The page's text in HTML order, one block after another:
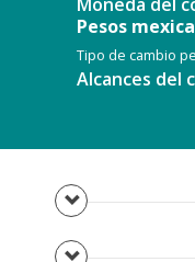
Pesos
Tipo de cambio
Alcances del